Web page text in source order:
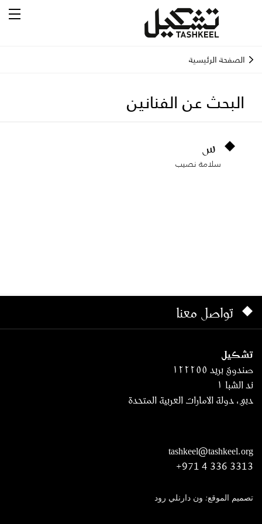
الصفحة الرئيسية
البحث عن الفنانين
س
سلامة نصيب
تواصل معنا
تشكيل
صندوق بريد ١٢٢٢٥٥
ند الشبا ١
دبي، دولة الامارات العربية المتحدة
tashkeel@tashkeel.org
+971 4 336 3313
تصميم الموقع: ون دارنلي رود